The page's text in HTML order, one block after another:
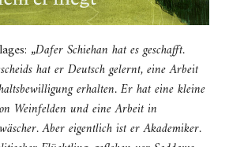
„Dafer Schiehan hat es geschafft.
hat er Deutsch gelernt, eine Arbeit
erhalten. Er hat eine kleine
Weinfelden und eine Arbeit in
Aber eigentlich ist er Akademiker.